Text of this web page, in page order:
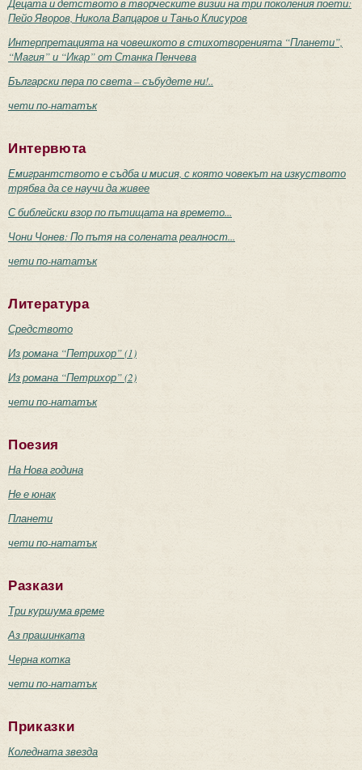
Децата и детството в творческите визии на три поколения поети:
Пейо Яворов, Никола Вапцаров и Таньо Клисуров
Интерпретацията на човешкото в стихотворенията “Планети”,
“Магия” и “Икар” от Станка Пенчева
Български пера по света – събудете ни!..
чети по-нататък
Интервюта
Емигрантството е съдба и мисия, с която човекът на изкуството
трябва да се научи да живее
С библейски взор по пътищата на времето...
Чони Чонев: По пътя на солената реалност...
чети по-нататък
Литература
Средството
Из романа “Петрихор” (1)
Из романа “Петрихор” (2)
чети по-нататък
Поезия
На Нова година
Не е юнак
Планети
чети по-нататък
Разкази
Три куршума време
Аз прашинката
Черна котка
чети по-нататък
Приказки
Коледната звезда